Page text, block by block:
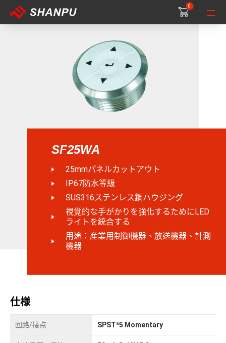
0
0
0
SF25WA
25mmパネルカットアウト
IP67防水等級
SUS316ステンレス鋼ハウジング
視覚的な手がかりを強化するためにLED
ライトを統合する
用途：産業用制御機器、放送機器、計測
機器
仕様
回路/接点 SPST*5 Momentary